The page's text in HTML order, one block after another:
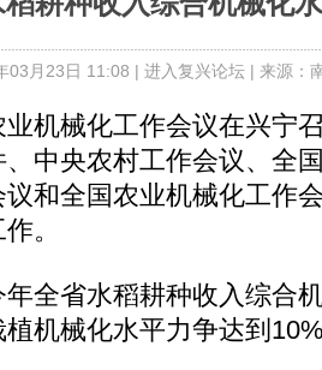
03月23日 11:08 | 进入复兴论坛| 来源：
械化工作会议在兴宁
中央农村工作会议、全
和全国农业机械化工作
。
省水稻耕种收入综合
机械化水平力争达到